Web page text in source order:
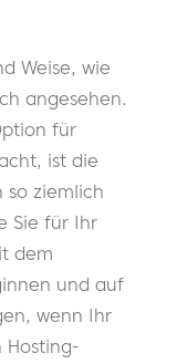
Weise, wie
angesehen.
für
ist die
so ziemlich
Sie für Ihr
dem
und auf
wenn Ihr
Hosting-